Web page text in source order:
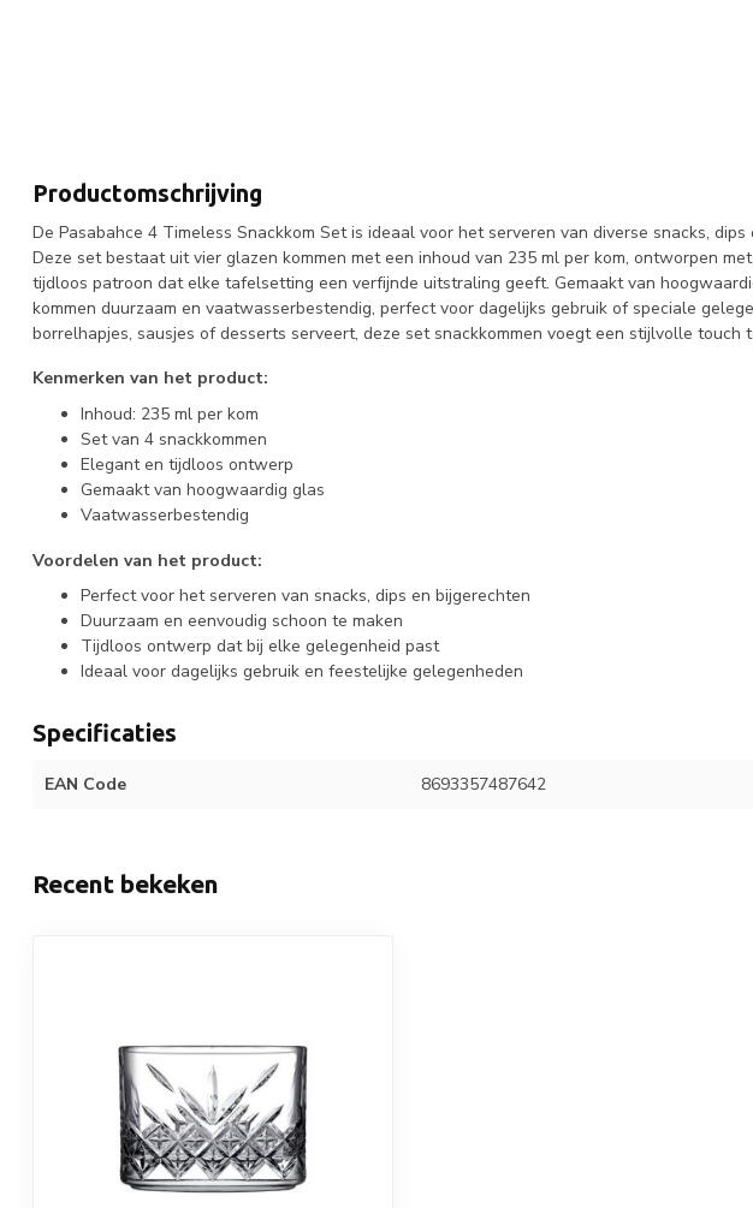
Productomschrijving
De Pasabahce 4 Timeless Snackkom Set is ideaal voor het serveren van diverse snacks,
Deze set bestaat uit vier glazen kommen met een inhoud van 235 ml per kom, ontworpen
tijdloos patroon dat elke tafelsetting een verfijnde uitstraling geeft. Gemaakt van
kommen duurzaam en vaatwasserbestendig, perfect voor dagelijks gebruik of speciale
borrelhapjes, sausjes of desserts serveert, deze set snackkommen voegt een stijlvolle touch
Kenmerken van het product:
Inhoud: 235 ml per kom
Set van 4 snackkommen
Elegant en tijdloos ontwerp
Gemaakt van hoogwaardig glas
Vaatwasserbestendig
Voordelen van het product:
Perfect voor het serveren van snacks, dips en bijgerechten
Duurzaam en eenvoudig schoon te maken
Tijdloos ontwerp dat bij elke gelegenheid past
Ideaal voor dagelijks gebruik en feestelijke gelegenheden
Specificaties
EAN Code 8693357487642
Recent bekeken